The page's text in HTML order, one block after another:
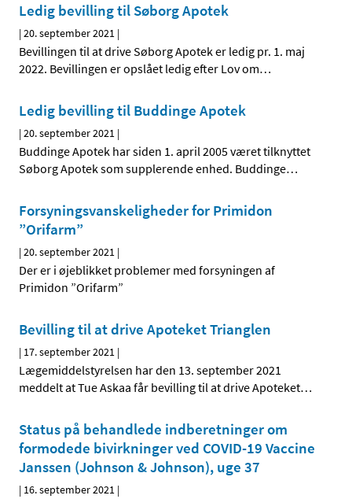
Ledig bevilling til Søborg Apotek
|20. september 2021 |
Bevillingen til at drive Søborg Apotek er ledig pr. 1. maj
2022. Bevillingen er opslået ledig efter Lov om…
Ledig bevilling til Buddinge Apotek
|20. september 2021 |
Buddinge Apotek har siden 1. april 2005 været tilknyttet
Søborg Apotek som supplerende enhed. Buddinge…
Forsyningsvanskeligheder for Primidon
”Orifarm”
|20. september 2021 |
Der er i øjeblikket problemer med forsyningen af
Primidon ”Orifarm”
Bevilling til at drive Apoteket Trianglen
| 17. september 2021 |
Lægemiddelstyrelsen har den 13. september 2021
meddelt at Tue Askaa får bevilling til at drive Apoteket…
Status på behandlede indberetninger om
formodede bivirkninger ved COVID-19 Vaccine
Janssen (Johnson & Johnson), uge 37
| 16. september 2021 |